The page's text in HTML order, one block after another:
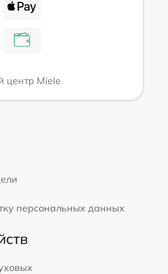
центр Miele
персональных данных